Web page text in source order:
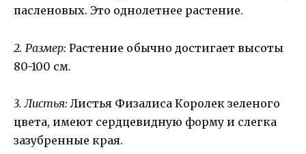
пасленовых. Это однолетнее растение.
2. Размер: Растение обычно достигает высоты
80-100 см.
3. Листья: Листья Физалиса Королек зеленого
цвета, имеют сердцевидную форму и слегка
зазубренные края.